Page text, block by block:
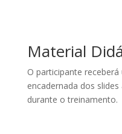
Material
O participante
encadernada dos
durante o treinamento.